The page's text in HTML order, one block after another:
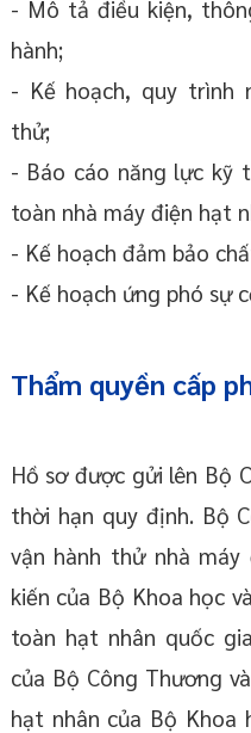
- Mô tả điều kiện,
hành;
- Kế hoạch, quy trình
thử;
- Báo cáo năng lực kỹ
toàn nhà máy điện hạt
- Kế hoạch đảm bảo
- Kế hoạch ứng phó sự
Thẩm quyền cấp
Hồ sơ được gửi lên Bộ
thời hạn quy định. Bộ
vận hành thử nhà
kiến của Bộ Khoa học
toàn hạt nhân quốc
của Bộ Công Thương
hạt nhân của Bộ Khoa